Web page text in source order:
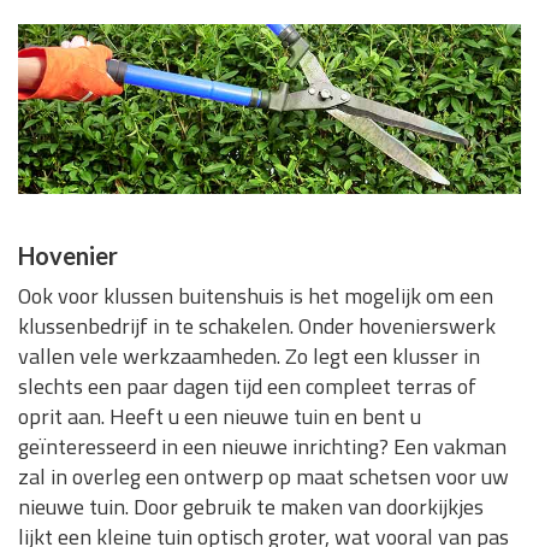
Hovenier
Ook voor klussen buitenshuis is het mogelijk om een
klussenbedrijf in te schakelen. Onder hovenierswerk
vallen vele werkzaamheden. Zo legt een klusser in
slechts een paar dagen tijd een compleet terras of
oprit aan. Heeft u een nieuwe tuin en bent u
geïnteresseerd in een nieuwe inrichting? Een vakman
zal in overleg een ontwerp op maat schetsen voor uw
nieuwe tuin. Door gebruik te maken van doorkijkjes
lijkt een kleine tuin optisch groter, wat vooral van pas